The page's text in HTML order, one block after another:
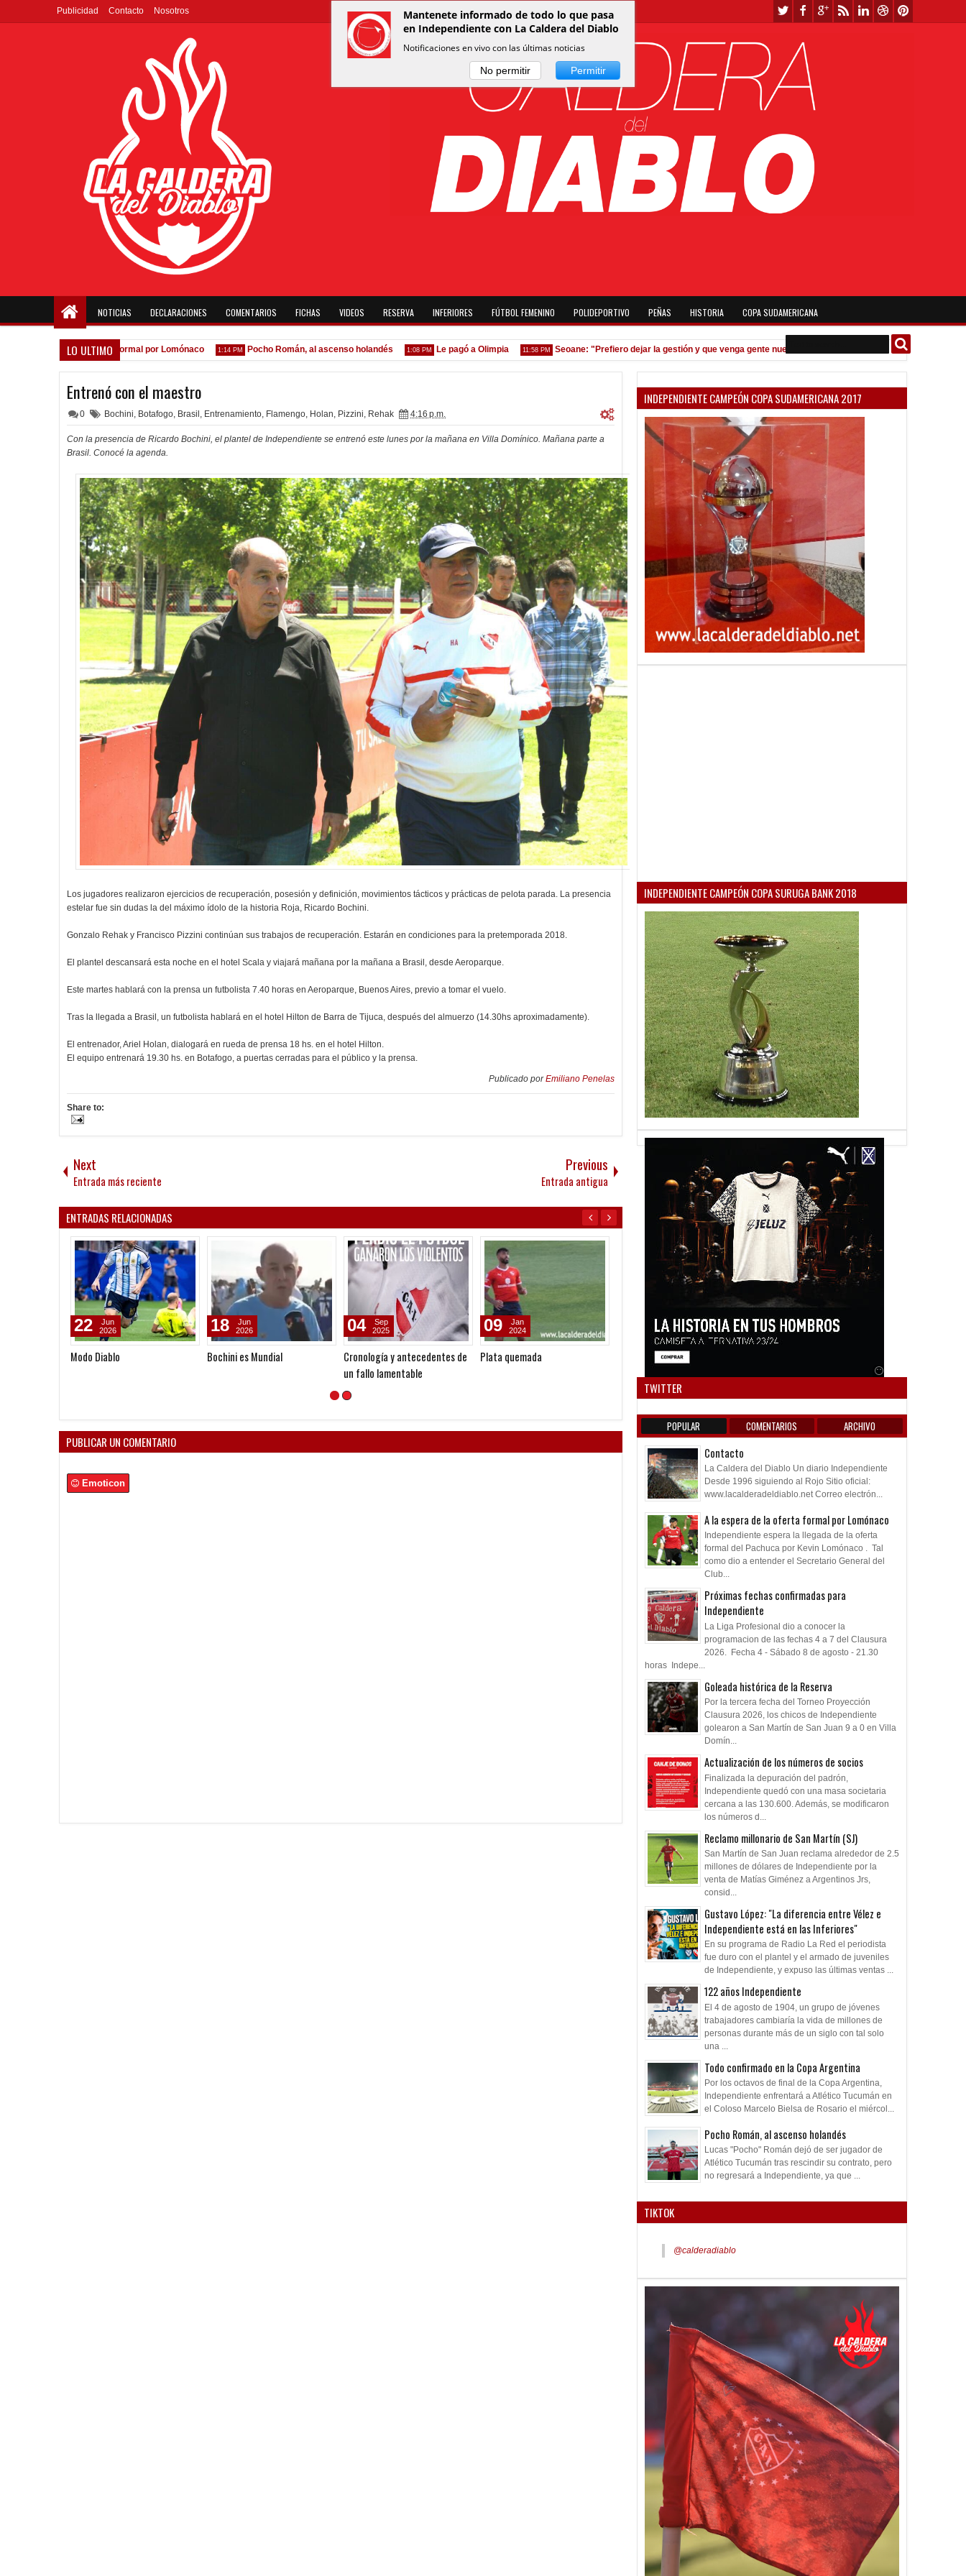
Publicidad Contacto Nosotros
NOTICIAS DECLARACIONES COMENTARIOS FICHAS VIDEOS RESERVA INFERIORES FÚTBOL FEMENINO POLIDEPORTIVO PEÑAS HISTORIA COPA SUDAMERICANA
LO ULTIMO
la espera de la oferta formal por Lomónaco 1:14 PM Pocho Román, al ascenso holandés 1:08 PM Le pagó a Olimpia 11:58 PM Seoane: "Prefiero dejar la gestión y que venga gente nueva" Todo confirmado en la Copa
Entrenó con el maestro
0 Bochini, Botafogo, Brasil , Entrenamiento, Flamengo, Holan, Pizzini, Rehak 4:16 p.m.
Con la presencia de Ricardo Bochini, el plantel de Independiente se entrenó este lunes por la mañana en Villa Domínico. Mañana parte a
Brasil. Conocé la agenda.
Los jugadores realizaron ejercicios de recuperación, posesión y definición, movimientos tácticos y prácticas de pelota parada. La presencia
estelar fue sin dudas la del máximo ídolo de la historia Roja, Ricardo Bochini.
Gonzalo Rehak y Francisco Pizzini continúan sus trabajos de recuperación. Estarán en condiciones para la pretemporada 2018.
El plantel descansará esta noche en el hotel Scala y viajará mañana por la mañana a Brasil, desde Aeroparque.
Este martes hablará con la prensa un futbolista 7.40 horas en Aeroparque, Buenos Aires, previo a tomar el vuelo.
Tras la llegada a Brasil, un futbolista hablará en el hotel Hilton de Barra de Tijuca, después del almuerzo (14.30hs aproximadamente).
El entrenador, Ariel Holan, dialogará en rueda de prensa 18 hs. en el hotel Hilton.
El equipo entrenará 19.30 hs. en Botafogo, a puertas cerradas para el público y la prensa.
Publicado porEmiliano Penelas
Share to:
Next
Entrada más reciente
Previous
Entrada antigua
ENTRADAS RELACIONADAS
Modo Diablo
22
Jun
2026
Bochini es Mundial
18
Jun
2026
Cronología y antecedentes de
un fallo lamentable
04
Sep
2025
Plata quemada
09
Jan
2024
Hermano Diablo
Jul
2026
primer antecedente entre
13
Jul
2026
PUBLICAR UN COMENTARIO
Emoticon
INDEPENDIENTE CAMPEÓN COPA SUDAMERICANA 2017
INDEPENDIENTE CAMPEÓN COPA SURUGA BANK 2018
TWITTER
POPULAR COMENTARIOS ARCHIVO
Contacto
La Caldera del Diablo Un diario Independiente
Desde 1996 siguiendo al Rojo Sitio oficial:
www.lacalderadeldiablo.net Correo electrón...
A la espera de la oferta formal por Lomónaco
Independiente espera la llegada de la oferta
formal del Pachuca por Kevin Lomónaco . Tal
como dio a entender el Secretario General del
Club...
Próximas fechas confirmadas para
Independiente
La Liga Profesional dio a conocer la
programacion de las fechas 4 a 7 del Clausura
2026. Fecha 4 - Sábado 8 de agosto - 21.30
horas Indepe...
Goleada histórica de la Reserva
Por la tercera fecha del Torneo Proyección
Clausura 2026, los chicos de Independiente
golearon a San Martín de San Juan 9 a 0 en Villa
Domín...
Actualización de los números de socios
Finalizada la depuración del padrón,
Independiente quedó con una masa societaria
cercana a las 130.600. Además, se modificaron
los números d...
Reclamo millonario de San Martín (SJ)
San Martín de San Juan reclama alrededor de 2.5
millones de dólares de Independiente por la
venta de Matías Giménez a Argentinos Jrs,
consid...
Gustavo López: "La diferencia entre Vélez e
Independiente está en las Inferiores"
En su programa de Radio La Red el periodista
fue duro con el plantel y el armado de juveniles
de Independiente, y expuso las últimas ventas ...
122 años Independiente
El 4 de agosto de 1904, un grupo de jóvenes
trabajadores cambiaría la vida de millones de
personas durante más de un siglo con tal solo
una ...
Todo confirmado en la Copa Argentina
Por los octavos de final de la Copa Argentina,
Independiente enfrentará a Atlético Tucumán en
el Coloso Marcelo Bielsa de Rosario el miércol...
Pocho Román, al ascenso holandés
Lucas "Pocho" Román dejó de ser jugador de
Atlético Tucumán tras rescindir su contrato, pero
no regresará a Independiente, ya que ...
TIKTOK
@calderadiablo
Mantenete informado de todo lo que pasa
en Independiente con La Caldera del Diablo
Notificaciones en vivo con las últimas noticias
No permitir Permitir